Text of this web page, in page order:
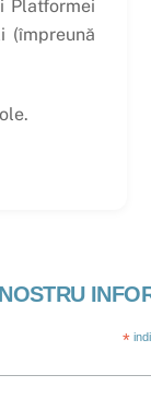
Platformei
(împreună
*